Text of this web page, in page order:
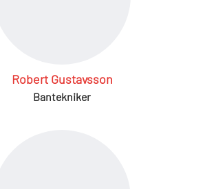
Robert Gustavsson
Bantekniker